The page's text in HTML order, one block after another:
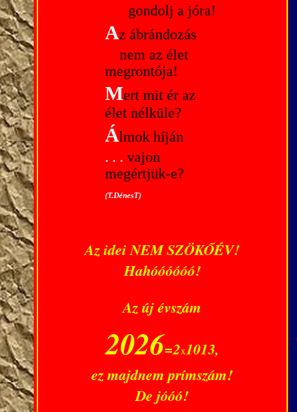
gondolj a jóra!
Az ábrándozás
nem az élet
megrontója!
Mert mit ér az
élet nélküle?
Álmok híján
. . . vajon
megértjük-e?
(T.DénesT)
Az idei NEM SZÖKŐÉV!
Hahóóóóóó!
Az új évszám
2026=2x1013,
ez majdnem prímszám!
De jóóó!